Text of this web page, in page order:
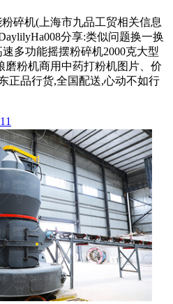
碎机(上海市九品工贸相关信息
分享:类似问题换一换
多功能摇摆粉碎机2000克大型
磨粉机商用中药打粉机图片、价
正品行货,全国配送,心动不如行